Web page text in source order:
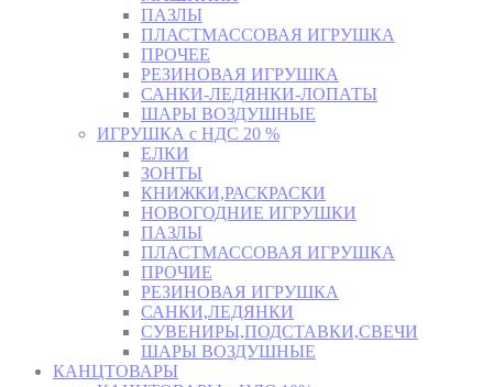
ПАЗЛЫ
ПЛАСТМАССОВАЯ ИГРУШКА
ПРОЧЕЕ
РЕЗИНОВАЯ ИГРУШКА
САНКИ-ЛЕДЯНКИ-ЛОПАТЫ
ШАРЫ ВОЗДУШНЫЕ
ИГРУШКА с НДС 20 %
ЕЛКИ
ЗОНТЫ
КНИЖКИ,РАСКРАСКИ
НОВОГОДНИЕ ИГРУШКИ
ПАЗЛЫ
ПЛАСТМАССОВАЯ ИГРУШКА
ПРОЧИЕ
РЕЗИНОВАЯ ИГРУШКА
САНКИ,ЛЕДЯНКИ
СУВЕНИРЫ,ПОДСТАВКИ,СВЕЧИ
ШАРЫ ВОЗДУШНЫЕ
КАНЦТОВАРЫ